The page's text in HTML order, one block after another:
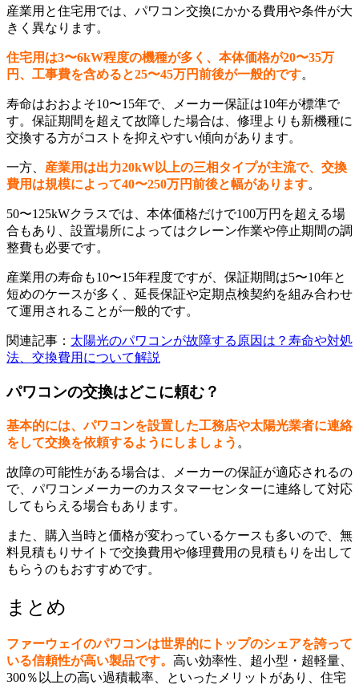
産業用と住宅用では、パワコン交換にかかる費用や条件が大
きく異なります。
住宅用は3〜6kW程度の機種が多く、本体価格が20〜35万
円、工事費を含めると25〜45万円前後が一般的です。
寿命はおおよそ10〜15年で、メーカー保証は10年が標準で
す。保証期間を超えて故障した場合は、修理よりも新機種に
交換する方がコストを抑えやすい傾向があります。
一方、 産業用は出力20kW以上の三相タイプが主流で、交換
費用は規模によって40〜250万円前後と幅があります。
50〜125kWクラスでは、本体価格だけで100万円を超える場
合もあり、設置場所によってはクレーン作業や停止期間の調
整費も必要です。
産業用の寿命も10〜15年程度ですが、保証期間は5〜10年と
短めのケースが多く、延長保証や定期点検契約を組み合わせ
て運用されることが一般的です。
関連記事： 太陽光のパワコンが故障する原因は？寿命や対処
法、交換費用について解説
パワコンの交換はどこに頼む？
基本的には、パワコンを設置した工務店や太陽光業者に連絡
をして交換を依頼するようにしましょう 。
故障の可能性がある場合は、メーカーの保証が適応されるの
で、パワコンメーカーのカスタマーセンターに連絡して対応
してもらえる場合もあります。
また、購入当時と価格が変わっているケースも多いので、無
料見積もりサイトで交換費用や修理費用の見積もりを出して
もらうのもおすすめです。
まとめ
ファーウェイのパワコンは世界的にトップのシェアを誇って
いる信頼性が高い製品です。 高い効率性、超小型・超軽量、
300％以上の高い過積載率、といったメリットがあり、住宅